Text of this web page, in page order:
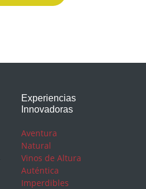
Experiencias
Innovadoras
Aventura
Natural
Vinos de Altura
Auténtica
Imperdibles